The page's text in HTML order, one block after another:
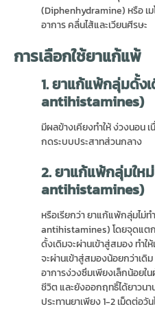
(Diphenhydramine) หรือ เ
อาการ คลื่นไส้และเวียนศีรษะ
การเลือกใช้ยาแก้แพ้
1.ยาแก้แพ้กลุ่มดั้ง
antihistamines)
มีผลข้างเคียงทำให้ ง่วงนอน
กดระบบประสาทส่วนกลาง
2.ยาแก้แพ้กลุ่มให
antihistamines)
หรือเรียกว่า ยาแก้แพ้กลุ่มไม่
antihistamines) โดยจุดแ
ดั้งเดิมจะผ่านเข้าสู่สมอง ทำ
จะผ่านเข้าสู่สมองน้อยกว่าเดิ
อาการง่วงซึมเพียงเล็กน้อย
ชีวิต และยังออกฤทธิ์ได้ยาวน
ประทานยาเพียง 1-2 เม็ดต่อวั